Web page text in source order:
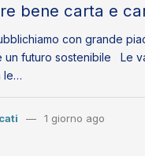
bene carta e
con grande
un futuro sostenibile Le
le…
1 giorno ago